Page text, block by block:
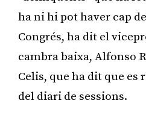
ha ni hi pot haver cap
Congrés, ha dit el
cambra baixa, Alfonso
Celis, que ha dit que es
del diari de sessions.